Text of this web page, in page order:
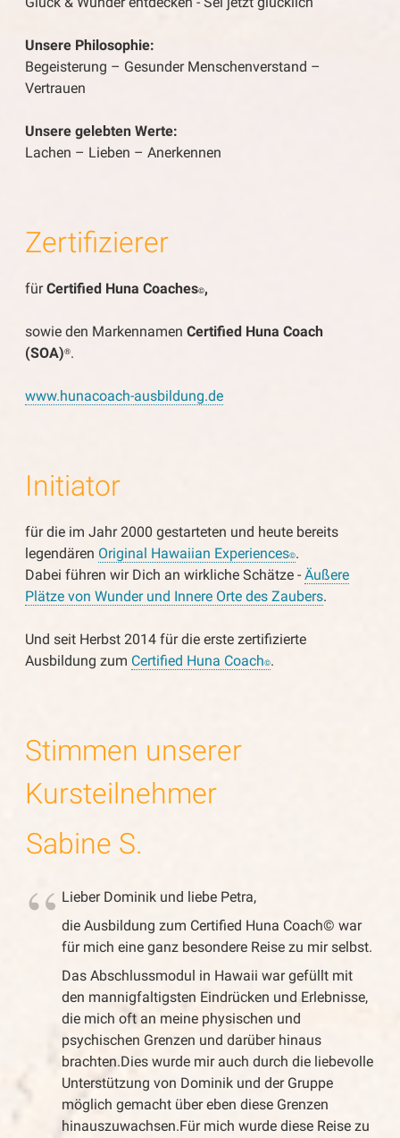
Unsere Philosophie:
Begeisterung – Gesunder Menschenverstand –
Vertrauen
Unsere gelebten Werte:
Lachen – Lieben – Anerkennen
Zertifizierer
fürCertified Huna Coaches©,
sowie den MarkennamenCertified Huna Coach
(SOA)®.
www.hunacoach-ausbildung.de
Initiator
für die im Jahr 2000 gestarteten und heute bereits
legendären Original Hawaiian Experiences©.
Dabei führen wir Dich an wirkliche Schätze -Äußere
Plätze von Wunder und Innere Orte des Zaubers.
Und seit Herbst 2014 für die erste zertifizierte
Ausbildung zum Certified Huna Coach©.
Stimmen unserer
Kursteilnehmer
Sabine S.
Lieber Dominik und liebe Petra,
die Ausbildung zum Certified Huna Coach© war
für mich eine ganz besondere Reise zu mir selbst.
Das Abschlussmodul in Hawaii war gefüllt mit
den mannigfaltigsten Eindrücken und Erlebnisse,
die mich oft an meine physischen und
psychischen Grenzen und darüber hinaus
brachten.Dies wurde mir auch durch die liebevolle
Unterstützung von Dominik und der Gruppe
möglich gemacht über eben diese Grenzen
hinauszuwachsen.Für mich wurde diese Reise zu